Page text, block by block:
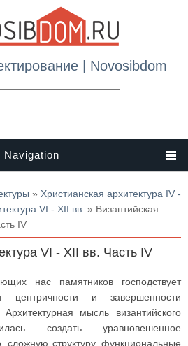
| Novosibdom
Navigation
» Христианская архитектура IV -
VI - XII вв. » Византийская
IV
VI - XII вв. Часть IV
нас памятников господствует
и завершенности
мысль византийского
создать уравновешенное
сложную структуру, функциональные